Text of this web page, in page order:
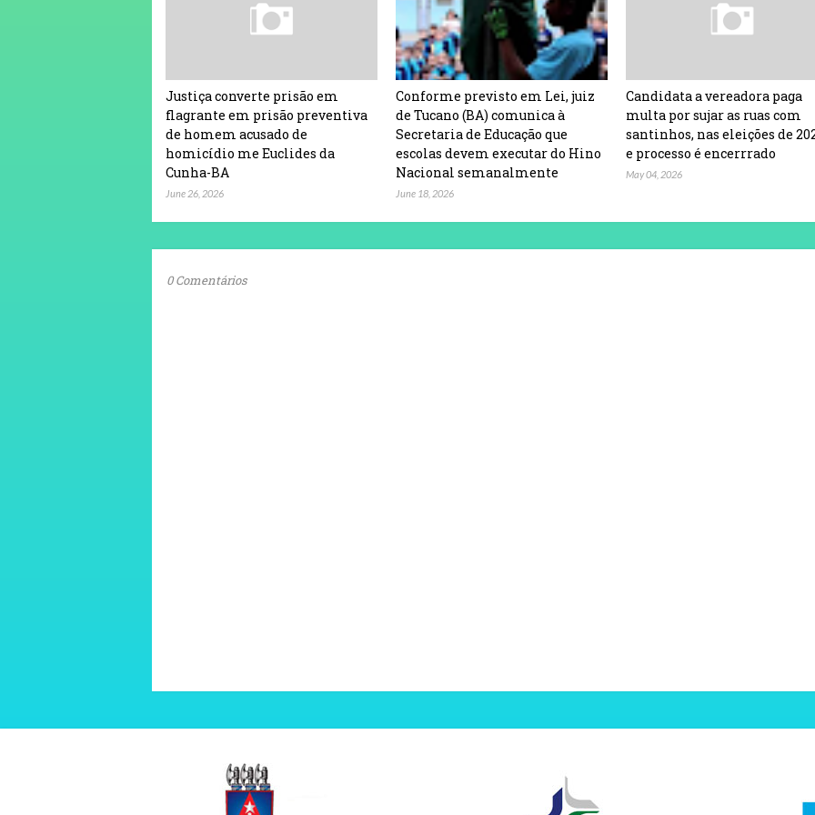
Justiça converte prisão em
flagrante em prisão preventiva
de homem acusado de
homicídio me Euclides da
Cunha-BA
June 26, 2026
Conforme previsto em Lei, juiz
de Tucano (BA) comunica à
Secretaria de Educação que
escolas devem executar do Hino
Nacional semanalmente
June 18, 2026
Candidata a vereadora paga
multa por sujar as ruas com
santinhos, nas eleições de
e processo é encerrrado
May 04, 2026
0 Comentários